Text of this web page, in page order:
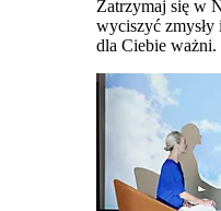
Zatrzymaj się w
wyciszyć zmysły
dla Ciebie ważni.